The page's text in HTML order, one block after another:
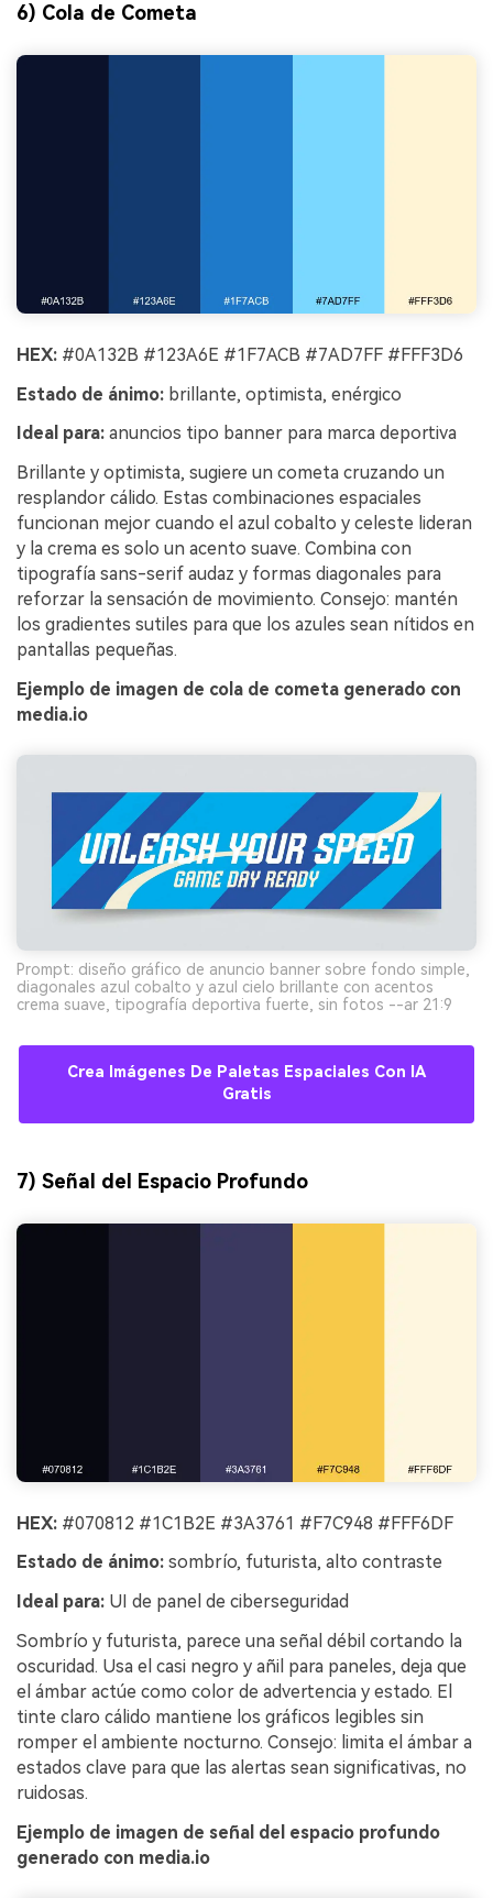
6) Cola de Cometa
HEX: #0A132B #123A6E #1F7ACB #7AD7FF #FFF3D6
Estado de ánimo: brillante, optimista, enérgico
Ideal para: anuncios tipo banner para marca deportiva
Brillante y optimista, sugiere un cometa cruzando un
resplandor cálido. Estas combinaciones espaciales
funcionan mejor cuando el azul cobalto y celeste lideran
y la crema es solo un acento suave. Combina con
tipografía sans-serif audaz y formas diagonales para
reforzar la sensación de movimiento. Consejo: mantén
los gradientes sutiles para que los azules sean nítidos en
pantallas pequeñas.
Ejemplo de imagen de cola de cometa generado con
media.io
Prompt: diseño gráfico de anuncio banner sobre fondo simple,
diagonales azul cobalto y azul cielo brillante con acentos
crema suave, tipografía deportiva fuerte, sin fotos --ar 21:9
Crea Imágenes De Paletas Espaciales Con IA
Gratis
7) Señal del Espacio Profundo
HEX: #070812 #1C1B2E #3A3761 #F7C948 #FFF6DF
Estado de ánimo: sombrío, futurista, alto contraste
Ideal para: UI de panel de ciberseguridad
Sombrío y futurista, parece una señal débil cortando la
oscuridad. Usa el casi negro y añil para paneles, deja que
el ámbar actúe como color de advertencia y estado. El
tinte claro cálido mantiene los gráficos legibles sin
romper el ambiente nocturno. Consejo: limita el ámbar a
estados clave para que las alertas sean significativas, no
ruidosas.
Ejemplo de imagen de señal del espacio profundo
generado con media.io